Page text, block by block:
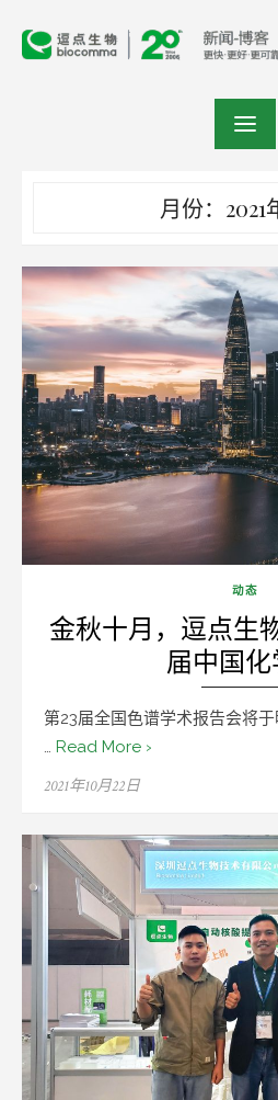
月份：2021
动态
金秋十月，逗点生
届中国
第23届全国色谱学术报告会将于
… Read More ›
Posted
2021年10月22日